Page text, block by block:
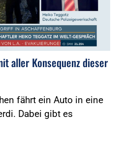
aller Konsequenz dieser
fährt ein Auto in eine
Dabei gibt es